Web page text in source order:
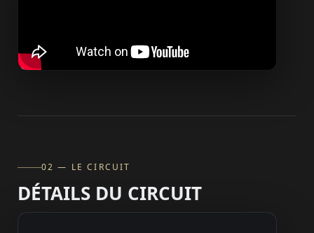
02 — LE CIRCUIT
DÉTAILS DU CIRCUIT